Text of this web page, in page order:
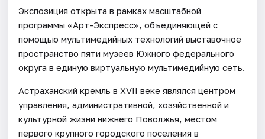
Экспозиция открыта в рамках масштабной
программы «Арт-Экспресс», объединяющей с
помощью мультимедийных технологий выставочное
пространство пяти музеев Южного федерального
округа в единую виртуальную мультимедийную сеть.
Астраханский кремль в XVII веке являлся центром
управления, административной, хозяйственной и
культурной жизни нижнего Поволжья, местом
первого крупного городского поселения в